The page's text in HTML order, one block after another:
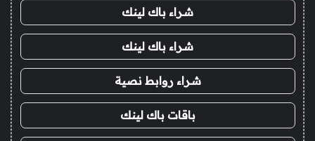
شراء باك لينك
شراء باك لينك
شراء روابط نصية
باقات باك لينك